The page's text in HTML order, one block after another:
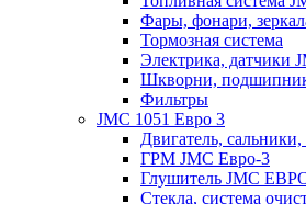
Фары, фонари,
Тормозная система
Электрика, датчики
Шкворни,
Фильтры
JMC 1051 Евро 3
Двигатель,
ГРМ JMC Евро-3
Глушитель JMC
Стекла, система